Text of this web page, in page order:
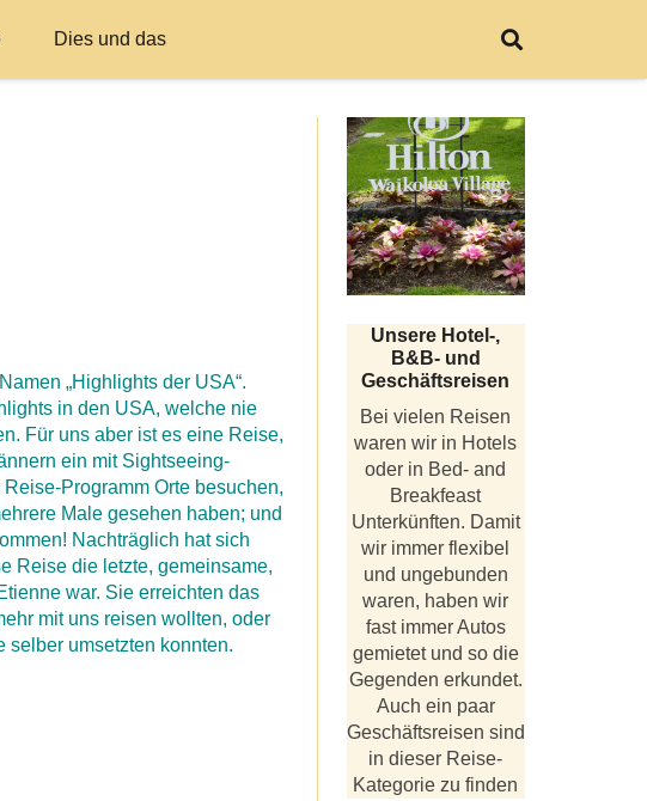
Dies und das
„Highlights der USA“.
in den USA, welche nie
Für uns aber ist es eine Reise,
ein mit Sightseeing-
Programm Orte besuchen,
Male gesehen haben; und
Nachträglich hat sich
Reise die letzte, gemeinsame,
war. Sie erreichten das
mit uns reisen wollten, oder
selber umsetzten konnten.
Unsere Hotel-,
B&B- und
Geschäftsreisen
Bei vielen Reisen
waren wir in Hotels
oder in Bed- and
Breakfeast
Unterkünften. Damit
wir immer flexibel
und ungebunden
waren, haben wir
fast immer Autos
gemietet und so die
Gegenden erkundet.
Auch ein paar
Geschäftsreisen sind
in dieser Reise-
Kategorie zu finden